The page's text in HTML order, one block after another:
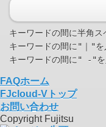
キーワードの間に半角ス
キーワードの間に"｜"を
FAQホーム
FJcloud-Vトップ
お問い合わせ
Copyright Fujitsu